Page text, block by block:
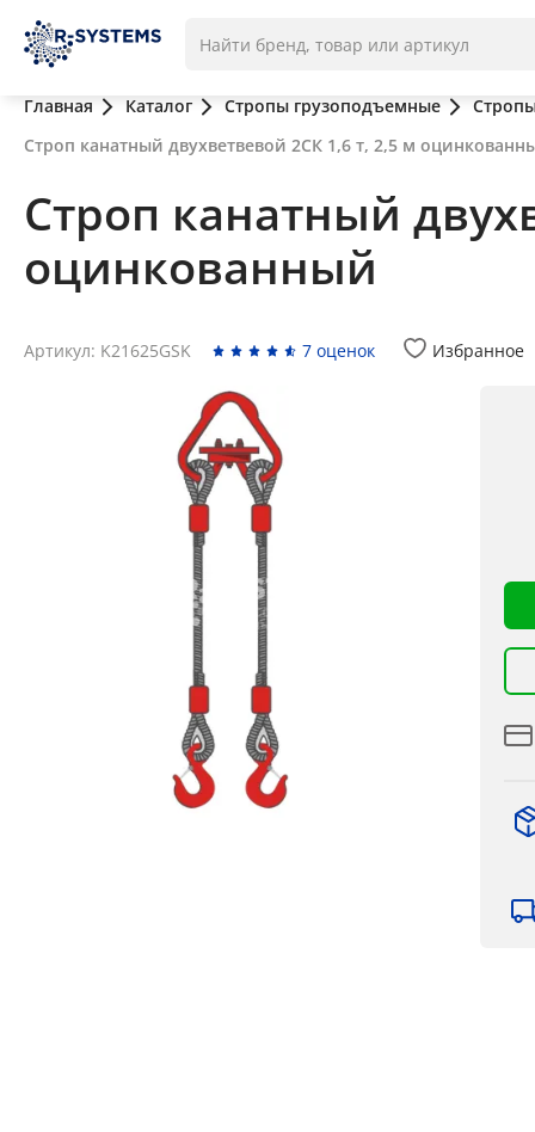
Главная Каталог Стропы грузоподъемные
Строп канатный двухветвевой 2СК 1,6 т, 2,5 м
Строп канатный
оцинкованный
Артикул: K21625GSK 7 оценок Избранное